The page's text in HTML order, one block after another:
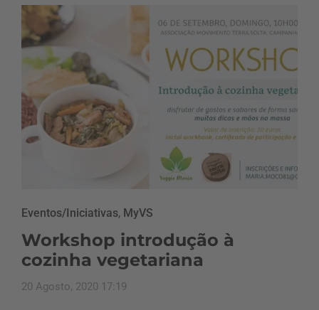
Eventos/Iniciativas, MyVS
Workshop introdução à
cozinha vegetariana
20 Agosto, 2020 17:19